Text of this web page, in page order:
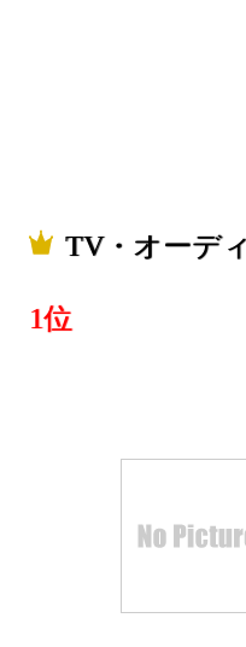
TV・オーデ
1位